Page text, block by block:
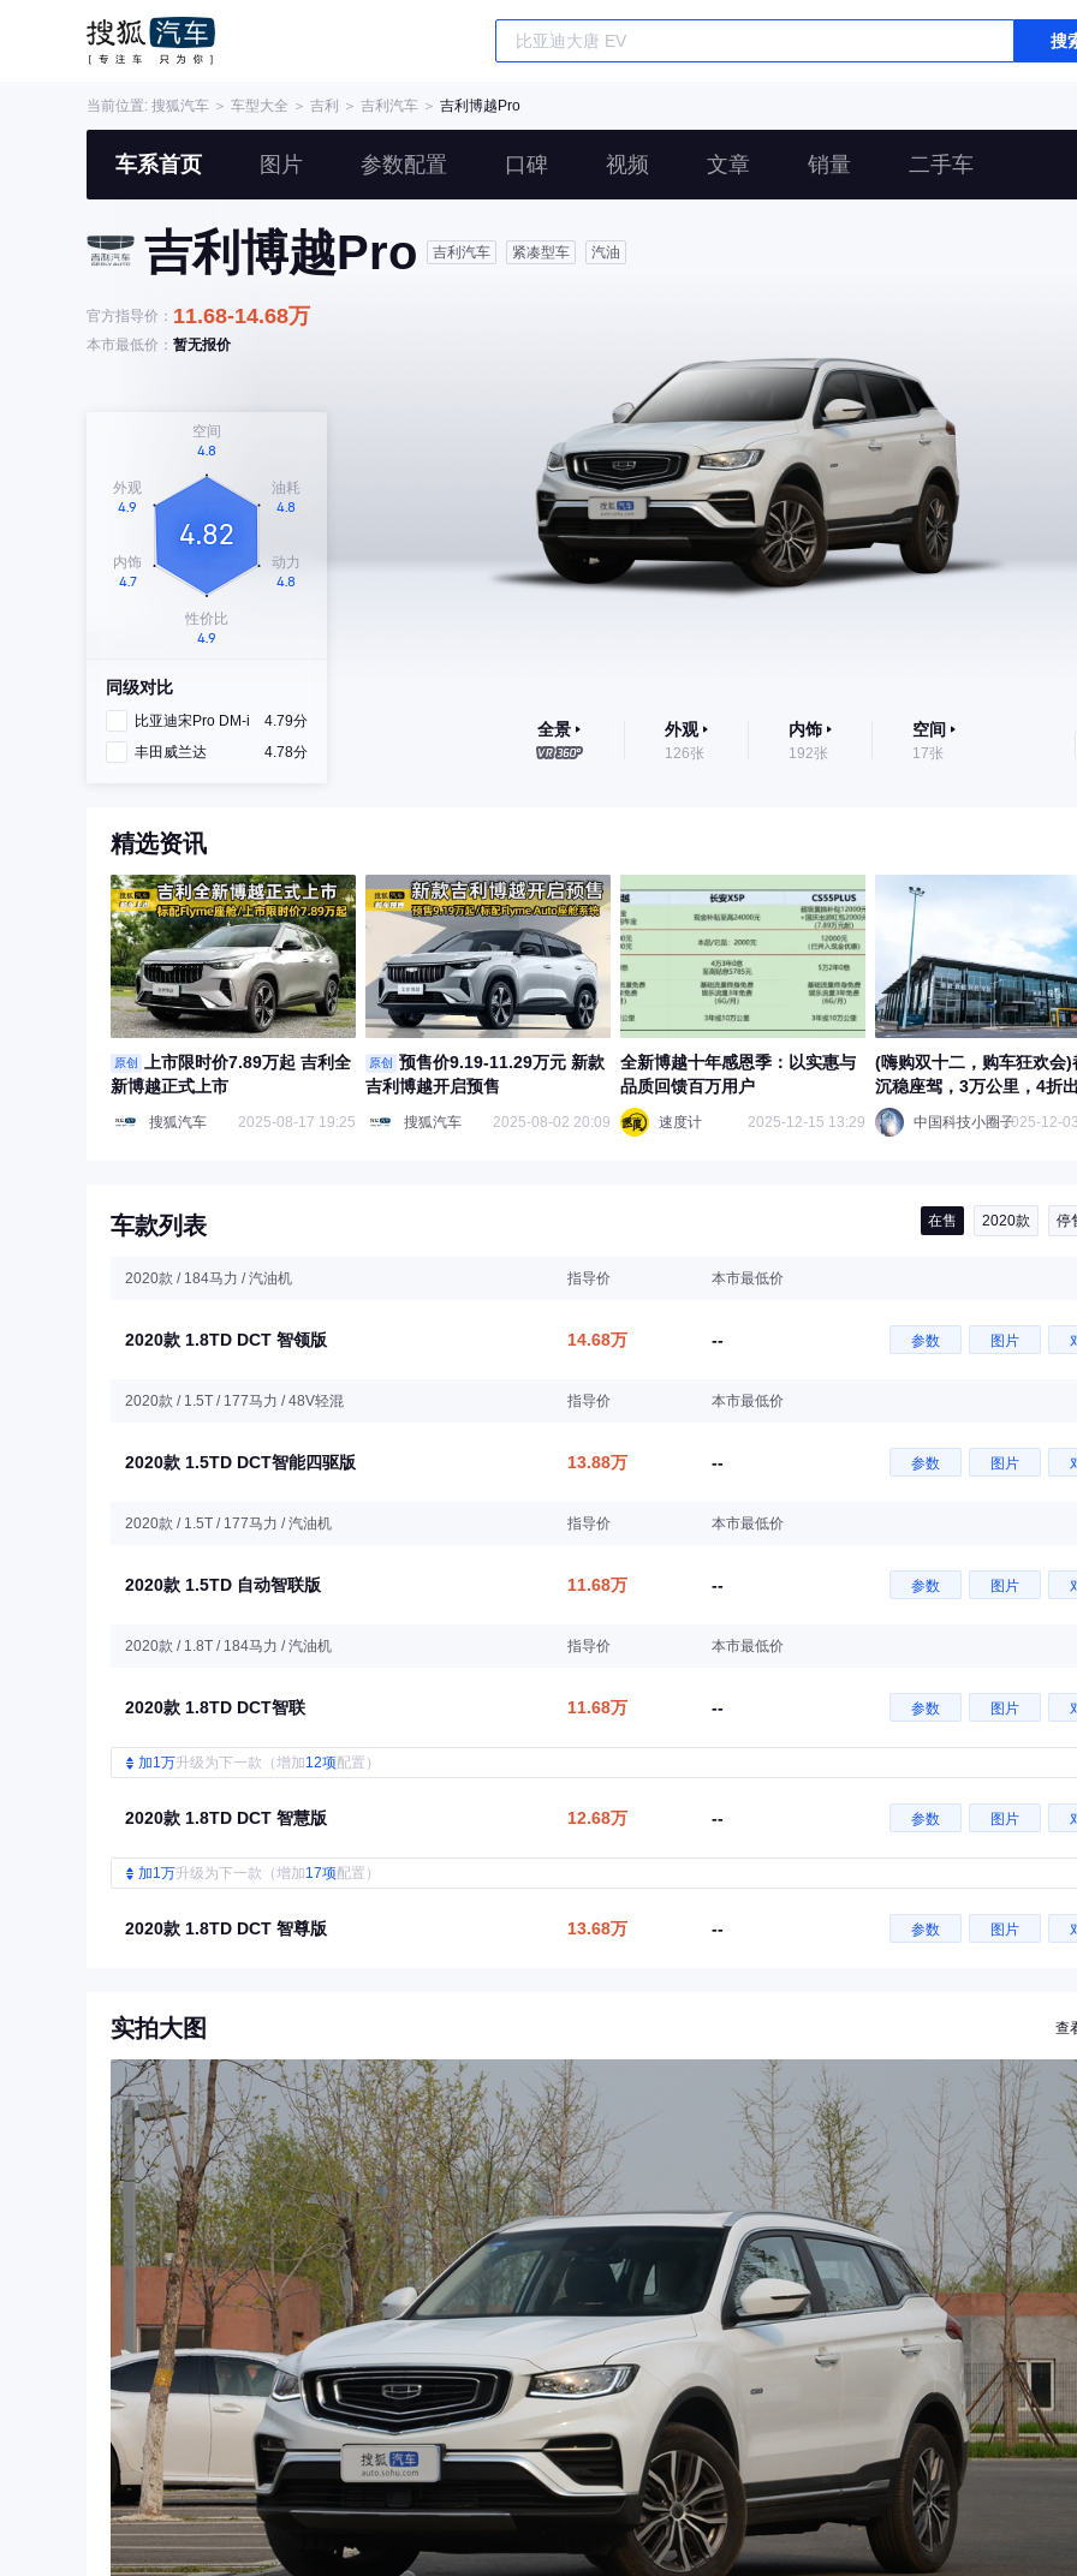
搜
当前位置: 搜狐汽车 ＞ 车型大全 ＞ 吉利 ＞ 吉利汽车 ＞ 吉利博越Pro
车系首页 图片 参数配置 口碑 视频 文章 销量 二手车
吉利博越Pro 吉利汽车 紧凑型车 汽油
官方指导价： 11.68-14.68万
本市最低价： 暂无报价
同级对比
比亚迪宋Pro DM-i
4.79分
丰田威兰达
4.78分
全景 外观
126张
内饰
192张
空间
17张
精选资讯
原创
上市限时价7.89万起 吉利全
新博越正式上市
搜狐汽车 2025-08-17 19:25
原创
预售价9.19-11.29万元 新款
吉利博越开启预售
搜狐汽车 2025-08-02 20:09
全新博越十年感恩季：以实惠与
品质回馈百万用户
速度计 2025-12-15 13:29
(嗨购双十二，购车狂欢会)
沉稳座驾，3万公里，4折
【吉利 博越 1.5TD 自动智
PRO】
中国科技小圈子2025-12-
车款列表 在售 2020款 停
2020款 / 184马力 / 汽油机 指导价 本市最低价
2020款 1.8TD DCT 智领版 14.68万 -- 参数 图片
2020款 / 1.5T / 177马力 / 48V轻混 指导价 本市最低价
2020款 1.5TD DCT智能四驱版 13.88万 -- 参数 图片
2020款 / 1.5T / 177马力 / 汽油机 指导价 本市最低价
2020款 1.5TD 自动智联版 11.68万 -- 参数 图片
2020款 / 1.8T / 184马力 / 汽油机 指导价 本市最低价
2020款 1.8TD DCT智联 11.68万 -- 参数 图片
加1万升级为下一款（增加12项配置）
2020款 1.8TD DCT 智慧版 12.68万 -- 参数 图片
加1万升级为下一款（增加17项配置）
2020款 1.8TD DCT 智尊版 13.68万 -- 参数 图片
实拍大图 查